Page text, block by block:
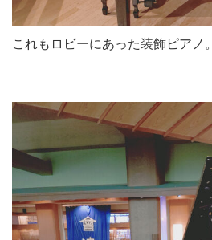
これもロビーにあった装飾ピアノ。